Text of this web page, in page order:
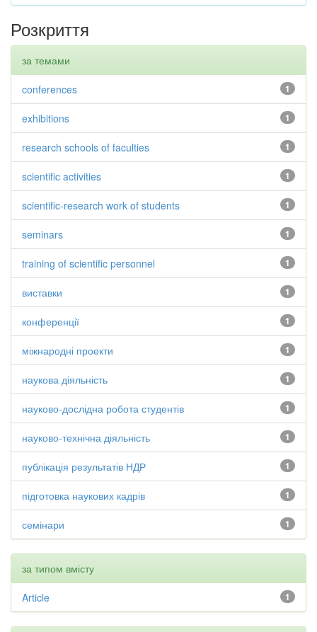
Розкриття
за темами
1
conferences
1
exhibitions
1
research schools of faculties
1
scientific activities
1
scientific-research work of students
1
seminars
1
training of scientific personnel
1
виставки
1
конференції
1
міжнародні проекти
1
наукова діяльність
1
науково-дослідна робота студентів
1
науково-технічна діяльність
1
публікація результатів НДР
1
підготовка наукових кадрів
1
семінари
за типом вмісту
1
Article